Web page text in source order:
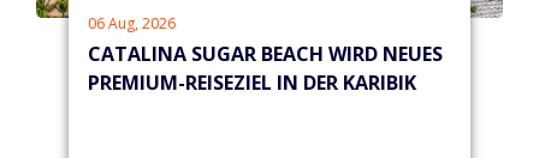
06 Aug, 2026
CATALINA SUGAR BEACH WIRD NEUES
PREMIUM-REISEZIEL IN DER KARIBIK